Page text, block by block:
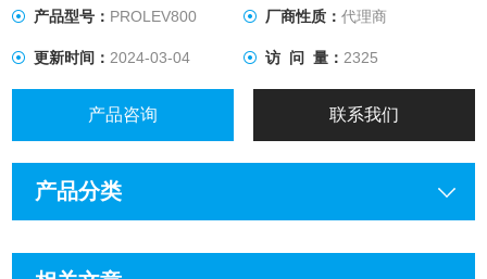
产品型号： PROLEV800 厂商性质： 代理商
更新时间：2024-03-04 访 问 量： 2325
产品咨询 联系我们
产品分类